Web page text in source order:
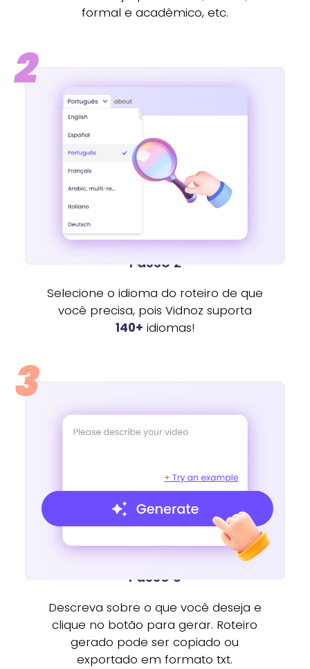
formal e acadêmico, etc.
2
Passo 2
Selecione o idioma do roteiro de que
você precisa, pois Vidnoz suporta
140+ idiomas!
3
Passo 3
Descreva sobre o que você deseja e
clique no botão para gerar. Roteiro
gerado pode ser copiado ou
exportado em formato txt.